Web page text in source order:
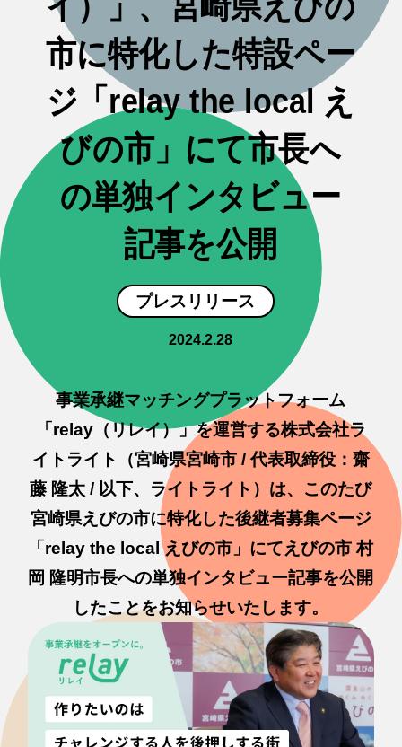
市に特化した特設ペー
ジ「relay the local え
びの市」にて市長へ
の単独インタビュー
記事を公開
プレスリリース
2024.2.28
事業承継マッチングプラットフォーム
「relay（リレイ）」を運営する株式会社ラ
イトライト（宮崎県宮崎市 / 代表取締役：齋
藤 隆太 / 以下、ライトライト）は、このたび
宮崎県えびの市に特化した後継者募集ページ
「relay the local えびの市」にてえびの市 村
岡 隆明市長への単独インタビュー記事を公開
したことをお知らせいたします。